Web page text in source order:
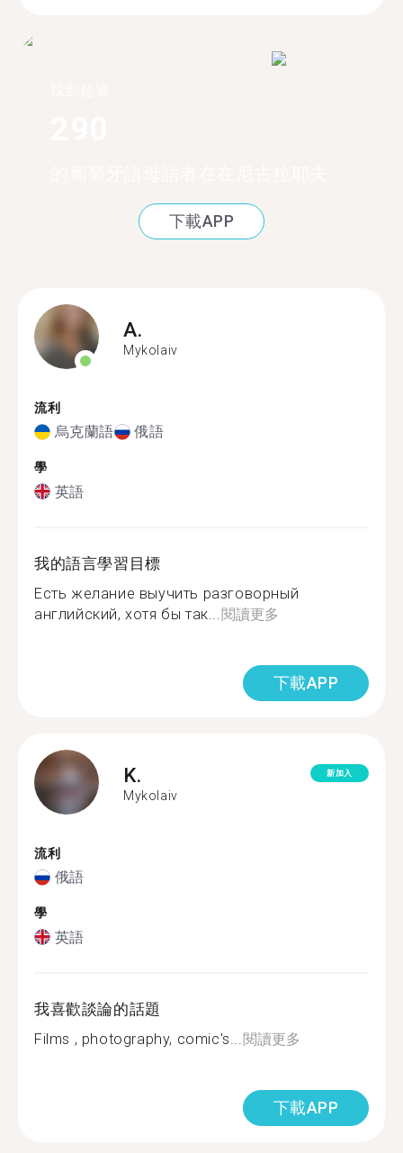
下載APP
A.
Mykolaiv
流利
烏克蘭語 俄語
學
英語
我的語言學習目標
Есть желание выучить разговорный
английский, хотя бы так... 閱讀更多
下載APP
K.
Mykolaiv
新加入
流利
俄語
學
英語
我喜歡談論的話題
Films , photography, comic's... 閱讀更多
下載APP